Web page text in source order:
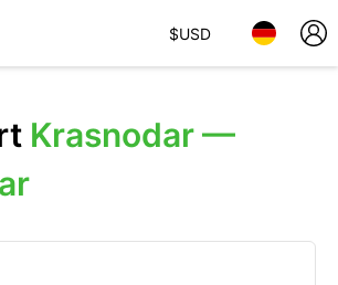
$USD
Krasnodar —